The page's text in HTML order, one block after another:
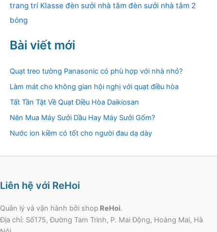
trang trí Klasse đèn sưởi nhà tắm đèn sưởi nhà tắm 2
bóng
Bài viết mới
Quạt treo tường Panasonic có phù hợp với nhà nhỏ?
Làm mát cho không gian hội nghị với quạt điều hòa
Tất Tần Tật Về Quạt Điều Hòa Daikiosan
Nên Mua Máy Sưởi Dầu Hay Máy Sưởi Gốm?
Nước ion kiềm có tốt cho người đau dạ dày
Liên hệ với ReHoi
Quản lý và vận hành bởi shop ReHoi.
Địa chỉ: Số175, Đường Tam Trinh, P. Mai Động, Hoàng Mai, Hà